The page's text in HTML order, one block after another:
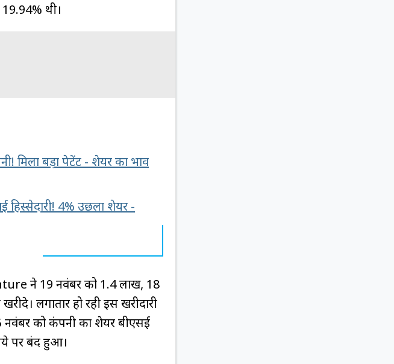
थी।
मिला बड़ा पेटेंट - शेयर का भाव
हिस्सेदारी! 4% उछला शेयर -
ने 19 नवंबर को 1.4 लाख, 18
लगातार हो रही इस खरीदारी
को कंपनी का शेयर बीएसई
पर बंद हुआ।